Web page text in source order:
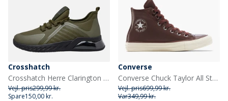
Crosshatch
Crosshatch Herre Clarington Træningssko Khaki/Sort
Vejl. pris299,99 kr.
Spare150,00 kr.
Converse
Converse Chuck Taylor All Star Hi Læder Træningssko Totally Fudged/Egret
Vejl. pris699,99 kr.
Var349,99 kr.